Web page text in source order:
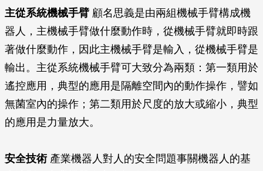
主從系統機械手臂 顧名思義是由兩組機械手臂構成機
器人，主機械手臂做什麼動作時，從機械手臂就即時跟
著做什麼動作，因此主機械手臂是輸入，從機械手臂是
輸出。主從系統機械手臂可大致分為兩類：第一類用於
遙控應用，典型的應用是隔離空間內的動作操作，譬如
無菌室內的操作；第二類用於尺度的放大或縮小，典型
的應用是力量放大。
安全技術產業機器人對人的安全問題事關機器人的基